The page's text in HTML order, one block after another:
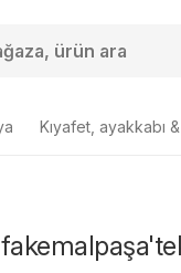
Kıyafet, ayakkabı